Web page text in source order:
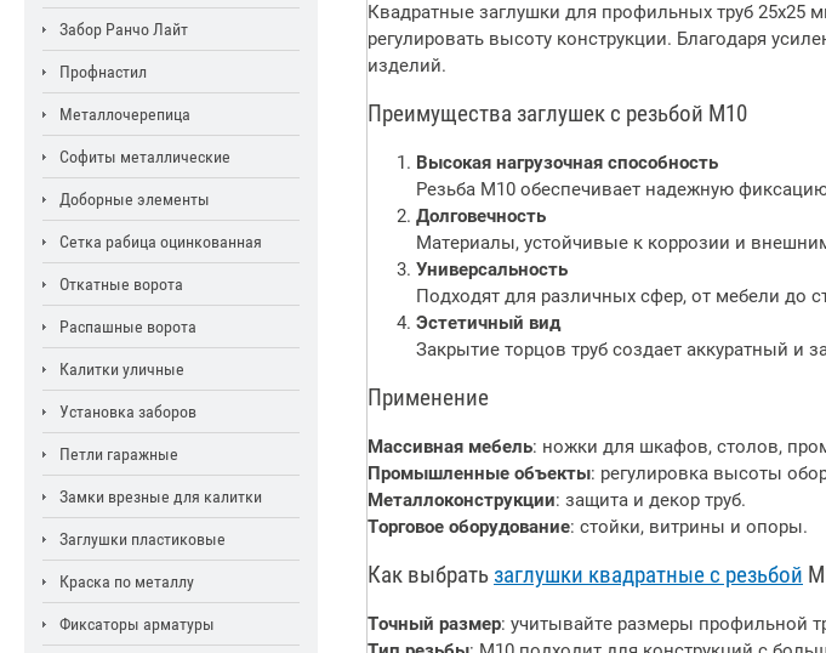
Забор Ранчо Лайт
Профнастил
Металлочерепица
Софиты металлические
Доборные элементы
Сетка рабица оцинкованная
Откатные ворота
Распашные ворота
Калитки уличные
Установка заборов
Петли гаражные
Замки врезные для калитки
Заглушки пластиковые
Краска по металлу
Фиксаторы арматуры
Квадратные заглушки для профильных труб
регулировать высоту конструкции. Благодаря
изделий.
Преимущества заглушек с резьбой М10
Высокая нагрузочная способность
Резьба М10 обеспечивает надежную
Долговечность
Материалы, устойчивые к коррозии и
Универсальность
Подходят для различных сфер, от мебели до
Эстетичный вид
Закрытие торцов труб создает аккуратный и
Применение
Массивная мебель: ножки для шкафов, столов,
Промышленные объекты: регулировка высоты
Металлоконструкции: защита и декор труб.
Торговое оборудование: стойки, витрины и опоры.
Как выбрать заглушки квадратные с резьбой
Точный размер: учитывайте размеры профильной